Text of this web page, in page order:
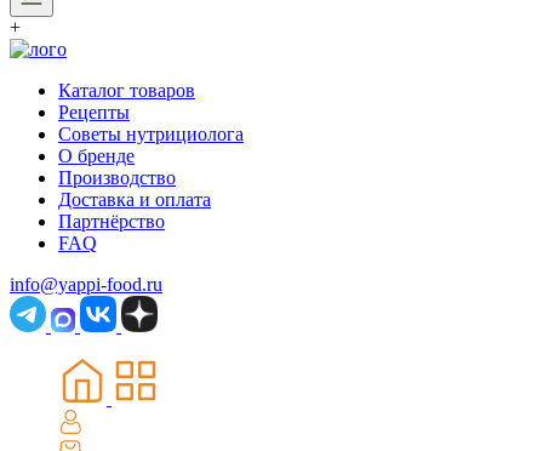
+
Каталог товаров
Рецепты
Советы нутрициолога
О бренде
Производство
Доставка и оплата
Партнёрство
FAQ
info@yappi-food.ru